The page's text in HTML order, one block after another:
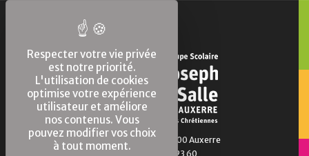
1 Bd de la Marne 89000 Auxerre
Tél. : 03 86 94 23 60
Respecter votre vie privée
est notre priorité.
L'utilisation de cookies
optimise votre expérience
utilisateur et améliore
nos contenus. Vous
pouvez modifier vos choix
à tout moment.